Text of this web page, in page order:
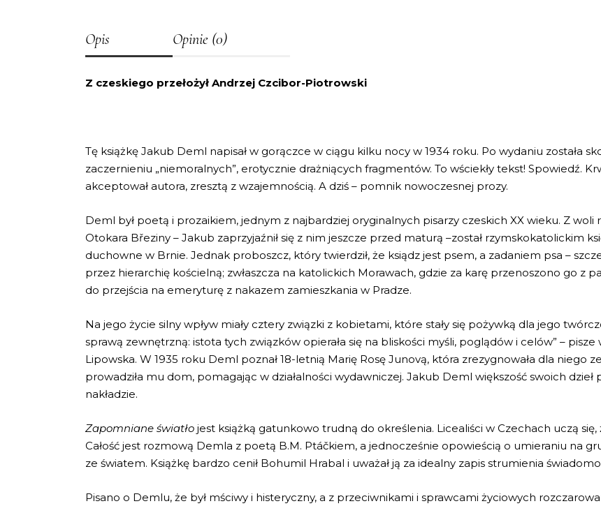
Opis Opinie (0)
Z czeskiego przełożył Andrzej Czcibor-Piotrowski
Tę książkę Jakub Deml napisał w gorączce w ciągu kilku nocy w 1934 roku. Po wydaniu została
zaczernieniu „niemoralnych”, erotycznie drażniących fragmentów. To wściekły tekst! Spowiedź.
akceptował autora, zresztą z wzajemnością. A dziś – pomnik nowoczesnej prozy.
Deml był poetą i prozaikiem, jednym z najbardziej oryginalnych pisarzy czeskich XX wieku. Z
Otokara Březiny – Jakub zaprzyjaźnił się z nim jeszcze przed maturą –został rzymskokatolickim
duchowne w Brnie. Jednak proboszcz, który twierdził, że ksiądz jest psem, a zadaniem psa –
przez hierarchię kościelną; zwłaszcza na katolickich Morawach, gdzie za karę przenoszono go z
do przejścia na emeryturę z nakazem zamieszkania w Pradze.
Na jego życie silny wpływ miały cztery związki z kobietami, które stały się pożywką dla jego
sprawą zewnętrzną: istota tych związków opierała się na bliskości myśli, poglądów i celów” – pisze
Lipowska. W 1935 roku Deml poznał 18-letnią Marię Rosę Junovą, która zrezygnowała dla niego
prowadziła mu dom, pomagając w działalności wydawniczej. Jakub Deml większość swoich
nakładzie.
Zapomniane światło jest książką gatunkowo trudną do określenia. Licealiści w Czechach uczą
Całość jest rozmową Demla z poetą B.M. Ptáčkiem, a jednocześnie opowieścią o umieraniu na
ze światem. Książkę bardzo cenił Bohumil Hrabal i uważał ją za idealny zapis strumienia
Pisano o Demlu, że był mściwy i histeryczny, a z przeciwnikami i sprawcami życiowych